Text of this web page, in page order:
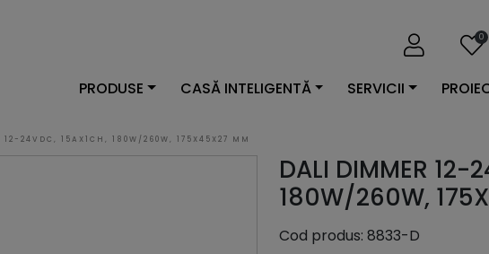
0
PRODUSE CASĂ INTELIGENTĂ SERVICII
24VDC, 15AX1CH, 180W/260W, 175X45X27 MM
DALI DIMMER 12-
180W/260W,
Cod produs: 8833-D